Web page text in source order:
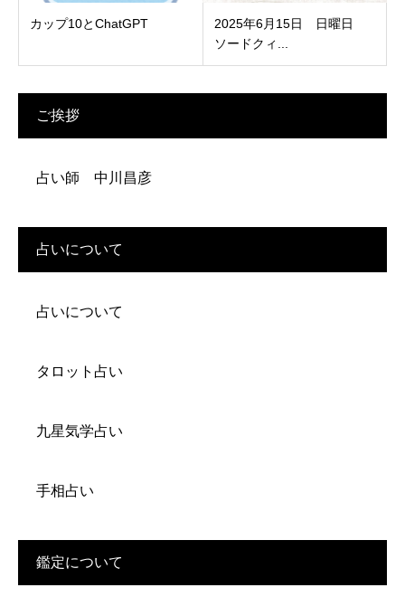
カップ10とChatGPT
2025年6月15日 日曜日
ソードクィ...
ご挨拶
占い師 中川昌彦
占いについて
占いについて
タロット占い
九星気学占い
手相占い
鑑定について